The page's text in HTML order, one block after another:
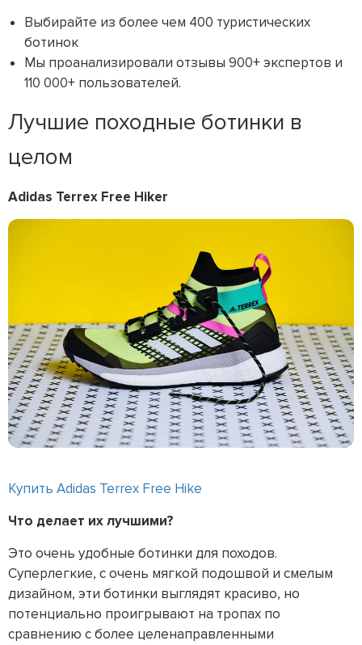
Выбирайте из более чем 400 туристических
ботинок
Мы проанализировали отзывы 900+ экспертов и
110 000+ пользователей.
Лучшие походные ботинки в
целом
Adidas Terrex Free Hiker
Купить Adidas Terrex Free Hike
Что делает их лучшими?
Это очень удобные ботинки для походов.
Суперлегкие, с очень мягкой подошвой и смелым
дизайном, эти ботинки выглядят красиво, но
потенциально проигрывают на тропах по
сравнению с более целенаправленными